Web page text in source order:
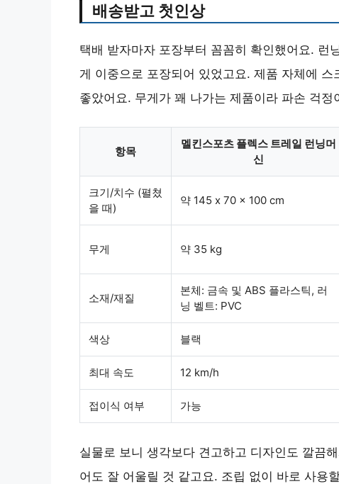
배송받고 첫인상
택배 받자마자 포장부터 꼼꼼히 확인했어요. 런
게 이중으로 포장되어 있었고요. 제품 자체에
좋았어요. 무게가 꽤 나가는 제품이라 파손 걱
항목
멜킨스포츠 플렉스 트레일 런닝머
신
크기/치수 (펼쳤
을 때)
약 145 x 70 x 100 cm
무게 약 35 kg
소재/재질
본체: 금속 및 ABS 플라스틱, 러
닝 벨트: PVC
색상 블랙
최대 속도 12 km/h
접이식 여부 가능
실물로 보니 생각보다 견고하고 디자인도 깔끔
어도 잘 어울릴 것 같고요. 조립 없이 바로 사용